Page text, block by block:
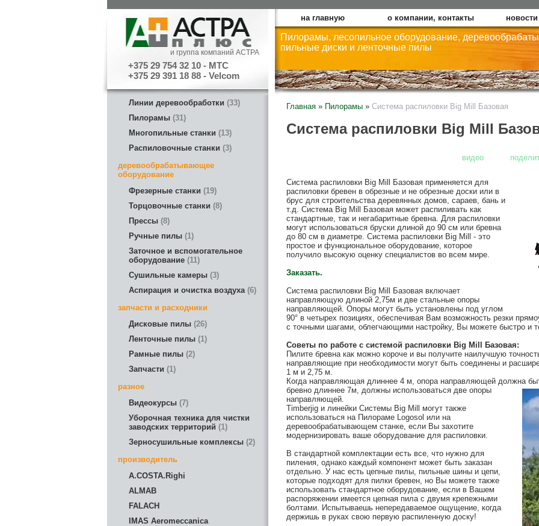
и группа компаний АСТРА
+375 29 754 32 10 - МТС
+375 29 391 18 88 - Velcom
на главную о компании, контакты
Пилорамы, лесопильное оборудование,
пильные диски и ленточные пилы
Линии деревообработки 33
Пилорамы 31
Многопильные станки
13
Распиловочные станки 3
деревообрабатывающее
оборудование
Фрезерные станки
19
Торцовочные станки 8
Прессы 8
Ручные пилы 1
Заточное и вспомогательное
оборудование 11
Сушильные камеры 3
Аспирация и очистка воздуха 6
запчасти и расходники
Дисковые пилы 26
Ленточные пилы 1
Рамные пилы 2
Запчасти
1
разное
Видеокурсы 7
Уборочная техника для чистки
заводских территорий
1
Зерносушильные комплексы 2
производитель
A.COSTA.Righi
ALMAB
FALACH
IMAS Aeromeccanica
Главная » Пилорамы » Система распиловки Big Mill Базовая
Система распиловки Big Mill
видео
Система распиловки Big Mill Базовая применяется для
распиловки бревен в обрезные и не обрезные доски или в
брус для строительства деревянных домов, сараев, бань и
т.д. Система Big Mill Базовая может распиливать как
стандартные, так и негабаритные бревна. Для распиловки
могут использоваться бруски длиной до 90 см или бревна
до 80 см в диаметре. Cистема распиловки Big Mill - это
простое и функциональное оборудование, которое
получило высокую оценку специалистов во всем мире.
Заказать.
Система распиловки Big Mill Базовая включает
направляющую длиной 2,75м и две стальные опоры
направляющей. Опоры могут быть установлены под углом
90° в четырех позициях, обеспечивая Вам возможность резки
с точными шагами, облегчающими настройку, Вы можете быстро и
Советы по работе с системой распиловки Big Mill Базовая:
Пилите бревна как можно короче и вы получите наилучшую
направляющие при необходимости могут быть соединены и
1 м и 2,75 м.
Когда направляющая длиннее 4 м, опора направляющей должна
бревно длиннее 7м, должны использоваться две опоры
направляющей.
Timberjig и линейки Системы Big Mill могут также
использоваться на Пилораме Logosol или на
деревообрабатывающем станке, если Вы захотите
модернизировать ваше оборудование для распиловки.
В стандартной комплектации есть все, что нужно для
пиления, однако каждый компонент может быть заказан
отдельно. У нас есть цепные пилы, пильные шины и цепи,
которые подходят для пилки бревен, но Вы можете также
использовать стандартное оборудование, если в Вашем
распоряжении имеется цепная пила с двумя крепежными
болтами. Испытываешь непередаваемое ощущение, когда
держишь в руках свою первую распиленную доску!